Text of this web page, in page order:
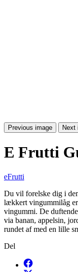
Previous image Next
E Frutti
eFrutti
Du vil forelske dig i
lækkert vingummilåg er
vingummi. De
via banan, appelsin,
rundet af med en lille
Del